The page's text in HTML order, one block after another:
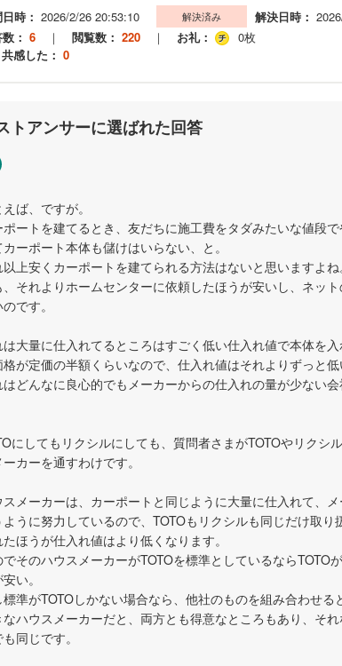
時： 2026/2/26 20:53:10 解決済み 解決日時：
： 6 ｜ 閲覧数： 220 ｜ お礼：
0枚
共感した： 0
トアンサーに選ばれた回答
ば、ですが。
ポートを建てるとき、友だちに施工費をタダみたいな値段
カーポート本体も儲けはいらない、と。
以上安くカーポートを建てられる方法はないと思いますよね。
、それよりホームセンターに依頼したほうが安いし、ネッ
です。
は大量に仕入れてるところはすごく低い仕入れ値で本体を
が定価の半額くらいなので、仕入れ値はそれよりずっと低
はどんなに良心的でもメーカーからの仕入れの量が少ない会
にしてもリクシルにしても、質問者さまがTOTOやリクシ
ーカーを通すわけです。
スメーカーは、カーポートと同じように大量に仕入れて、
ように努力しているので、TOTOもリクシルも同じだけ取
たほうが仕入れ値はより低くなります。
でそのハウスメーカーがTOTOを標準としているならTOTO
い。
標準がTOTOしかない場合なら、他社のものを組み合わせる
なハウスメーカーだと、両方とも得意なところもあり、そ
同じです。